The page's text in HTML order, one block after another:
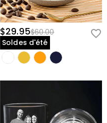
$29.95$60.00
Soldes d'été